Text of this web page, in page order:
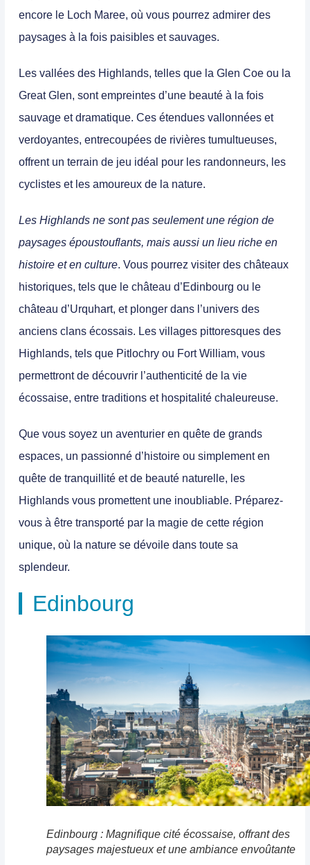
encore le Loch Maree, où vous pourrez admirer des
paysages à la fois paisibles et sauvages.
Les vallées des Highlands, telles que la Glen Coe ou la
Great Glen, sont empreintes d’une beauté à la fois
sauvage et dramatique. Ces étendues vallonnées et
verdoyantes, entrecoupées de rivières tumultueuses,
offrent un terrain de jeu idéal pour les randonneurs, les
cyclistes et les amoureux de la nature.
Les Highlands ne sont pas seulement une région de
paysages époustouflants, mais aussi un lieu riche en
histoire et en culture. Vous pourrez visiter des châteaux
historiques, tels que le château d’Edinbourg ou le
château d’Urquhart, et plonger dans l’univers des
anciens clans écossais. Les villages pittoresques des
Highlands, tels que Pitlochry ou Fort William, vous
permettront de découvrir l’authenticité de la vie
écossaise, entre traditions et hospitalité chaleureuse.
Que vous soyez un aventurier en quête de grands
espaces, un passionné d’histoire ou simplement en
quête de tranquillité et de beauté naturelle, les
Highlands vous promettent une inoubliable. Préparez-
vous à être transporté par la magie de cette région
unique, où la nature se dévoile dans toute sa
splendeur.
Edinbourg
Edinbourg : Magnifique cité écossaise, offrant des
paysages majestueux et une ambiance envoûtante